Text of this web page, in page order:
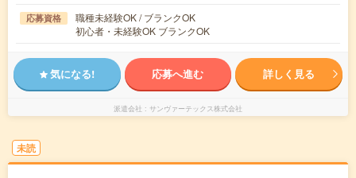
応募資格
職種未経験OK / ブランクOK
初心者・未経験OK ブランクOK
気になる! 応募へ進む 詳しく見る
派遣会社 サンヴァーテックス株式会社
未読